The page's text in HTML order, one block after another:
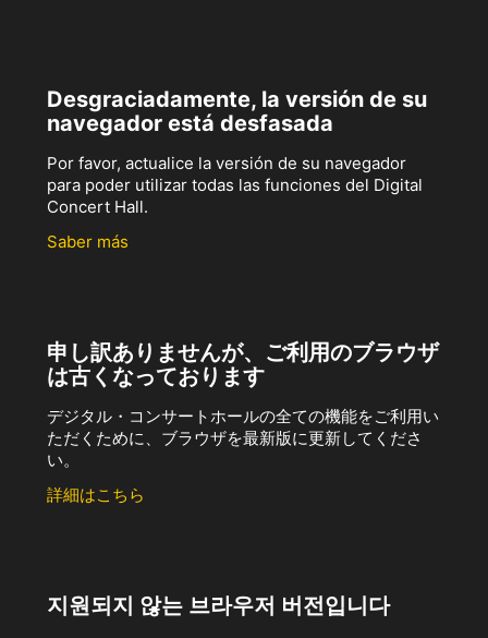
Desgraciadamente, la versión de su
navegador está desfasada
Por favor, actualice la versión de su navegador
para poder utilizar todas las funciones del Digital
Concert Hall.
Saber más
申し訳ありませんが、ご利用のブラウザ
は古くなっております
デジタル・コンサートホールの全ての機能をご利用い
ただくために、ブラウザを最新版に更新してくださ
い。
詳細はこちら
지원되지 않는 브라우저 버전입니다